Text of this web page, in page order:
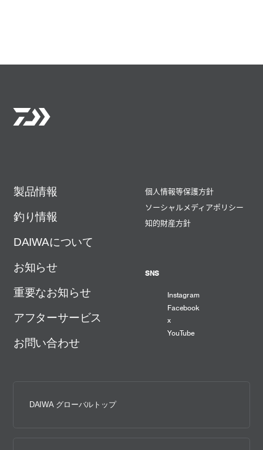
製品情報
釣り情報
DAIWAについて
お知らせ
重要なお知らせ
アフターサービス
お問い合わせ
個人情報等保護方針
ソーシャルメディアポリシー
知的財産方針
SNS
Instagram
Facebook
x
YouTube
DAIWA グローバルトップ